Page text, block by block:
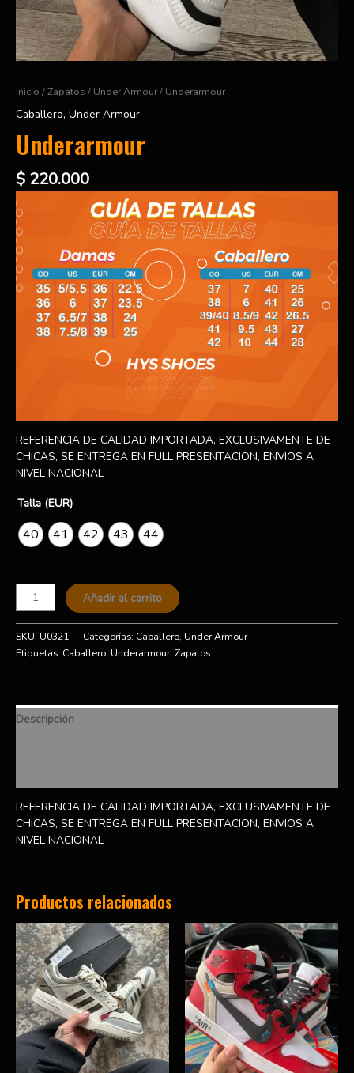
Inicio /Zapatos / Under Armour/ Underarmour
Caballero, Under Armour
Underarmour
$ 220.000
REFERENCIA DE CALIDAD IMPORTADA, EXCLUSIVAMENTE DE
CHICAS, SE ENTREGA EN FULL PRESENTACION, ENVIOS A
NIVEL NACIONAL
Talla (EUR)
40 41 42 43 44
Añadir al carrito
SKU: U0321 Categorías: Caballero, Under Armour
Etiquetas: Caballero, Underarmour, Zapatos
Descripción
REFERENCIA DE CALIDAD IMPORTADA, EXCLUSIVAMENTE DE
CHICAS, SE ENTREGA EN FULL PRESENTACION, ENVIOS A
NIVEL NACIONAL
Productos relacionados